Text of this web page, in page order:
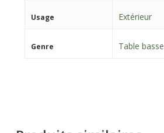
Usage Extérieur
Genre Table basse